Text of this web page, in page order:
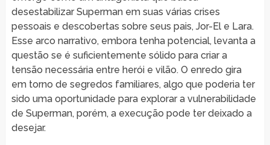
desestabilizar Superman em suas várias crises
pessoais e descobertas sobre seus pais, Jor-El e Lara.
Esse arco narrativo, embora tenha potencial, levanta a
questão se é suficientemente sólido para criar a
tensão necessária entre herói e vilão. O enredo gira
em torno de segredos familiares, algo que poderia ter
sido uma oportunidade para explorar a vulnerabilidade
de Superman, porém, a execução pode ter deixado a
desejar.